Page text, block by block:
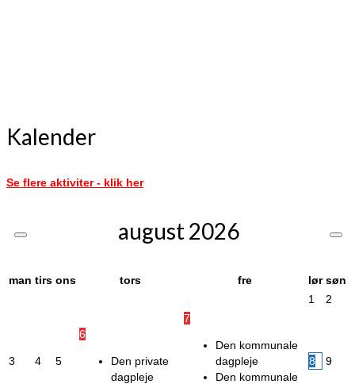
Kalender
Se flere aktiviter - klik her
august2026
man tirs ons tors fre lør søn
1
2
3 4 5
6
Den private
dagpleje
7
Den kommunale
dagpleje
Den kommunale
8 9